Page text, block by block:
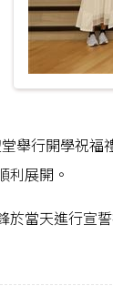
舉行開學祝
利展開。
於當天進行宣